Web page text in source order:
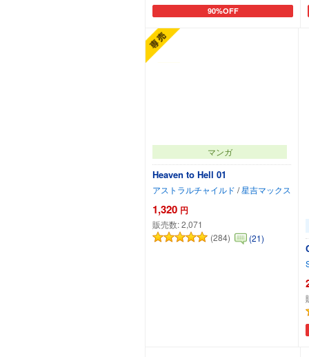
90%OFF
カートに追加
マンガ
Heaven to Hell 01
アストラルチャイルド /星吉マックス
1,320 円
販売数:2,071
(284)
(21)